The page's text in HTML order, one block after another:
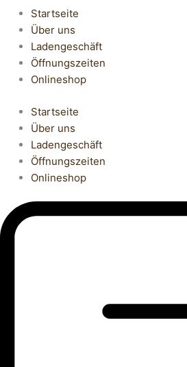
Startseite
Über uns
Ladengeschäft
Öffnungszeiten
Onlineshop
Startseite
Über uns
Ladengeschäft
Öffnungszeiten
Onlineshop